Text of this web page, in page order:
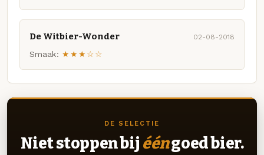
De Witbier-Wonder 02-08-2018
Smaak: ★★★☆☆
DE SELECTIE
Niet stoppen bij ééngoed bier.